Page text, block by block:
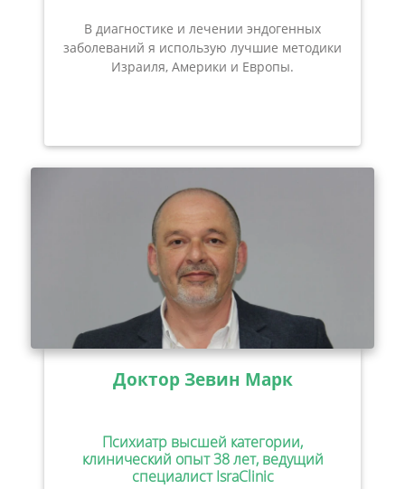
В диагностике и лечении эндогенных
заболеваний я использую лучшие методики
Израиля, Америки и Европы.
Доктор Зевин Марк
Психиатр высшей категории,
клинический опыт 38 лет, ведущий
специалист IsraClinic